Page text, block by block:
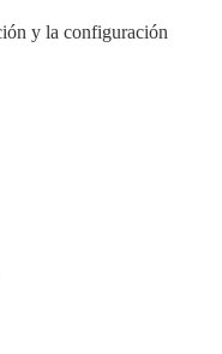
y la configuración